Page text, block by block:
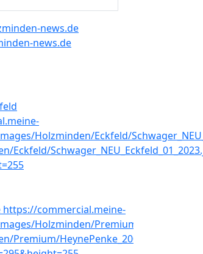
news.de
news.de